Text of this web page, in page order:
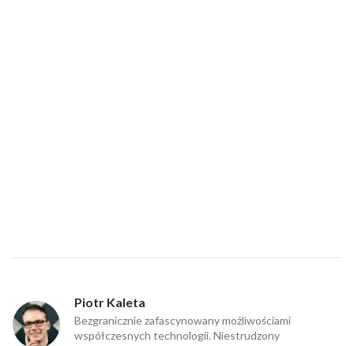
Piotr Kaleta
Bezgranicznie zafascynowany możliwościami
współczesnych technologii. Niestrudzony